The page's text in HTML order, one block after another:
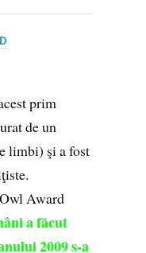
prim
de un
limbi) şi a fost
Award
a făcut
2009 s-a